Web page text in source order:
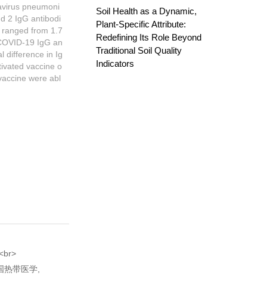
Soil Health as a Dynamic,
Plant-Specific Attribute:
Redefining Its Role Beyond
Traditional Soil Quality
Indicators
pneumoni
2 IgG antibodi
from 1.7
19 IgG an
difference in Ig
vaccine o
were abl
带医学,